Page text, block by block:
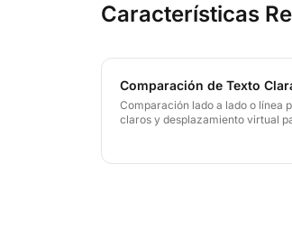
Características
Comparación de Texto
Comparación lado a lado o línea
claros y desplazamiento virtual